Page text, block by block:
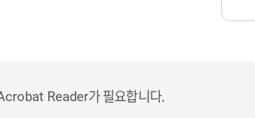
Reader가 필요합니다.